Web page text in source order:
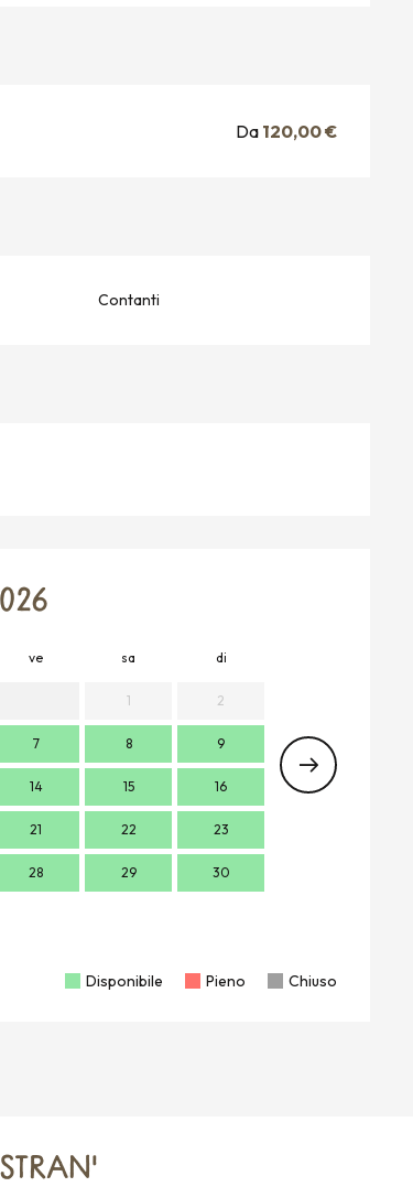
Da 120,00 €
Contanti
ve sa di
1 2
7 8 9
14 15 16
21 22 23
28 29 30
7
14
Disponibile Pieno Chiuso